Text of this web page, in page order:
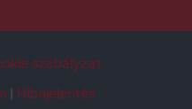
szabályzat
Hibajelentés